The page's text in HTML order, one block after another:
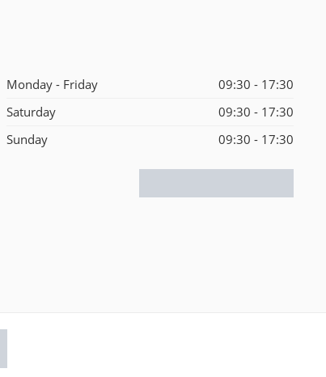
Monday - Friday
09:30 - 17:30
Saturday
09:30 - 17:30
Sunday
09:30 - 17:30